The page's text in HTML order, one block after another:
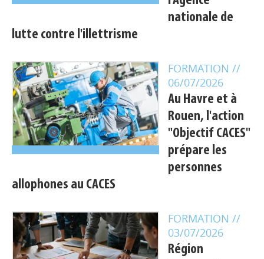
nationale de
lutte contre l'illettrisme
FORMATION //
06/07/2026
Au Havre et à
Rouen, l'action
"Objectif CACES"
prépare les
personnes
allophones au CACES
FORMATION //
03/07/2026
Région
Déposer une actu !